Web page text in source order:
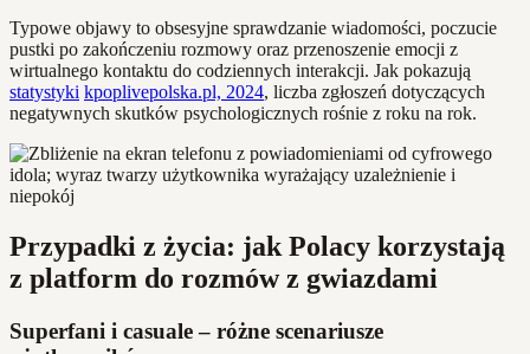
Typowe objawy to obsesyjne sprawdzanie wiadomości, poczucie
pustki po zakończeniu rozmowy oraz przenoszenie emocji z
wirtualnego kontaktu do codziennych interakcji. Jak pokazują
statystyki kpoplivepolska.pl, 2024, liczba zgłoszeń dotyczących
negatywnych skutków psychologicznych rośnie z roku na rok.
Przypadki z życia: jak Polacy korzystają
z platform do rozmów z gwiazdami
Superfani i casuale – różne scenariusze